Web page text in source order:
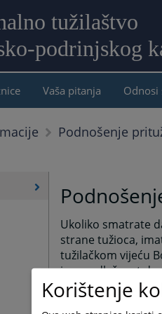
tužilaštvo
podrinjskog
Vaša pitanja Odnosi
Podnošenje
Ukoliko smatrate
strane tužioca,
tužilačkom vijeću
ima nadležnost
postupke, te
tužiocima. Ured
Korištenje